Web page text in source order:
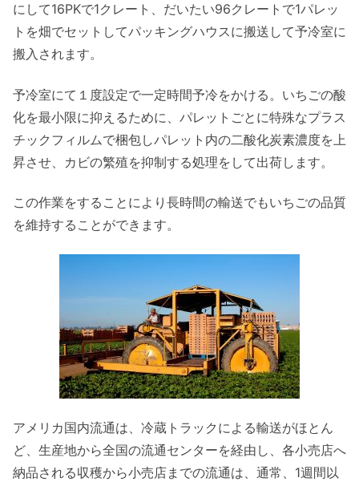
にして16PKで1クレート、だいたい96クレートで1パレッ
トを畑でセットしてパッキングハウスに搬送して予冷室に
搬入されます。
予冷室にて１度設定で一定時間予冷をかける。いちごの酸
化を最小限に抑えるために、パレットごとに特殊なプラス
チックフィルムで梱包しパレット内の二酸化炭素濃度を上
昇させ、カビの繁殖を抑制する処理をして出荷します。
この作業をすることにより長時間の輸送でもいちごの品質
を維持することができます。
アメリカ国内流通は、冷蔵トラックによる輸送がほとん
ど、生産地から全国の流通センターを経由し、各小売店へ
納品される収穫から小売店までの流通は、通常、1週間以